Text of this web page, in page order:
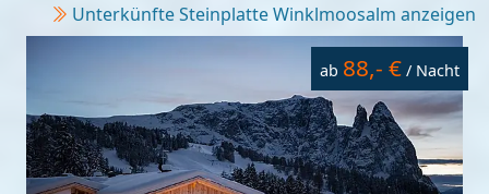
Unterkünfte Steinplatte Winklmoosalm anzeigen
ab 88,- € / Nacht